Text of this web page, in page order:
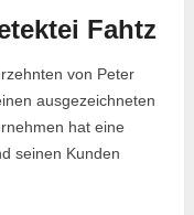
Fahtz
von Peter
ausgezeichneten
hat eine
seinen Kunden